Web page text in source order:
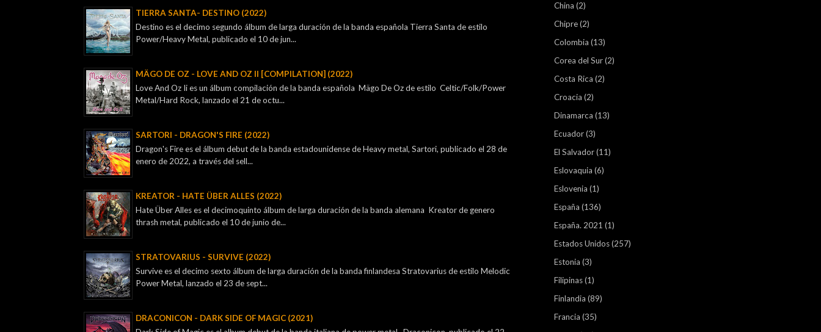
TIERRA SANTA- DESTINO (2022)
Destino es el decimo segundo álbum de larga duración de la banda española Tierra Santa de estilo
Power/Heavy Metal, publicado el 10 de jun...
MÄGO DE OZ - LOVE AND OZ II [COMPILATION] (2022)
Love And Oz Ii es un álbum compilación de la banda española Mägo De Oz de estilo Celtic/Folk/Power
Metal/Hard Rock, lanzado el 21 de octu...
SARTORI - DRAGON'S FIRE (2022)
Dragon's Fire es el álbum debut de la banda estadounidense de Heavy metal, Sartori, publicado el 28 de
enero de 2022, a través del sell...
KREATOR - ‎HATE ÜBER ALLES (2022)
Hate Über Alles es el decimoquinto álbum de larga duración de la banda alemana Kreator de genero
thrash metal, publicado el 10 de junio de...
STRATOVARIUS - SURVIVE (2022)
Survive es el decimo sexto álbum de larga duración de la banda finlandesa Stratovarius de estilo Melodic
Power Metal, lanzado el 23 de sept...
DRACONICON - DARK SIDE OF MAGIC (2021)
China (2)
Chipre(2)
Colombia (13)
Corea del Sur(2)
Costa Rica (2)
Croacia (2)
Dinamarca (13)
Ecuador(3)
El Salvador(11)
Eslovaquia (6)
Eslovenia (1)
España (136)
España. 2021 (1)
Estados Unidos(257)
Estonia (3)
Filipinas(1)
Finlandia (89)
Francia (35)